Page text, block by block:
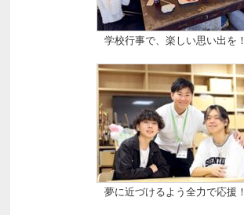
学校行事で、楽しい思い出を！
夢に近づけるよう全力で応援！